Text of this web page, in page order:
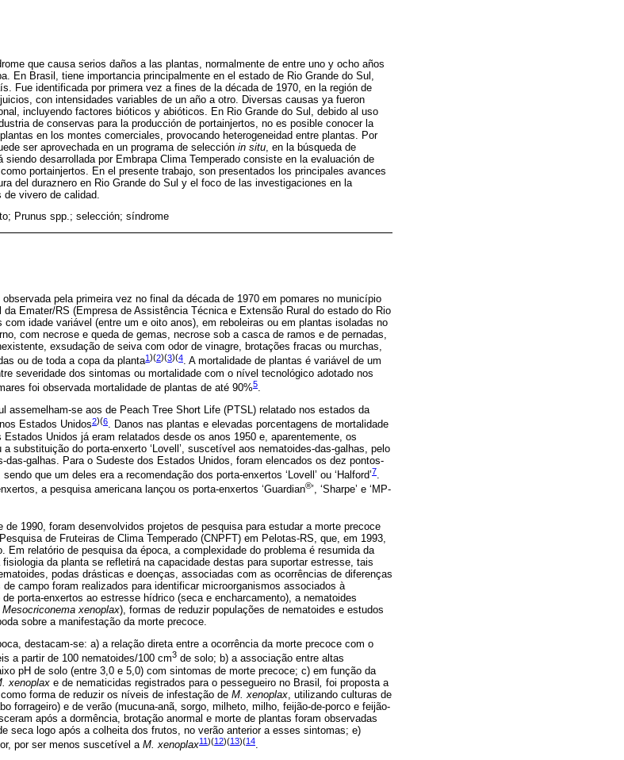
que causa serios daños a las plantas, normalmente de entre uno y ocho años
En Brasil, tiene importancia principalmente en el estado de Rio Grande do Sul,
Fue identificada por primera vez a fines de la década de 1970, en la región de
con intensidades variables de un año a otro. Diversas causas ya fueron
incluyendo factores bióticos y abióticos. En Rio Grande do Sul, debido al uso
de conservas para la producción de portainjertos, no es posible conocer la
en los montes comerciales, provocando heterogeneidad entre plantas. Por
ser aprovechada en un programa de selección in situ , en la búsqueda de
desarrollada por Embrapa Clima Temperado consiste en la evaluación de
portainjertos. En el presente trabajo, son presentados los principales avances
del duraznero en Rio Grande do Sul y el foco de las investigaciones en la
vivero de calidad.
Prunus spp.; selección; síndrome
pela primeira vez no final da década de 1970 em pomares no município
Emater/RS (Empresa de Assistência Técnica e Extensão Rural do estado do Rio
idade variável (entre um e oito anos), em reboleiras ou em plantas isoladas no
com necrose e queda de gemas, necrose sob a casca de ramos e de pernadas,
exsudação de seiva com odor de vinagre, brotações fracas ou murchas,
ou de toda a copa da planta1)(2)(3)(4. A mortalidade de plantas é variável de um
severidade dos sintomas ou mortalidade com o nível tecnológico adotado nos
foi observada mortalidade de plantas de até 90%5.
assemelham-se aos de Peach Tree Short Life (PTSL) relatado nos estados da
Estados Unidos2)(6. Danos nas plantas e elevadas porcentagens de mortalidade
Unidos já eram relatados desde os anos 1950 e, aparentemente, os
substituição do porta-enxerto ‘Lovell’, suscetível aos nematoides-das-galhas, pelo
das-galhas. Para o Sudeste dos Estados Unidos, foram elencados os dez pontos-
que um deles era a recomendação dos porta-enxertos ‘Lovell’ ou ‘Halford’7.
a pesquisa americana lançou os porta-enxertos ‘Guardian®’, ‘Sharpe’ e ‘MP-
de 1990, foram desenvolvidos projetos de pesquisa para estudar a morte precoce
de Fruteiras de Clima Temperado (CNPFT) em Pelotas-RS, que, em 1993,
Em relatório de pesquisa da época, a complexidade do problema é resumida da
da planta se refletirá na capacidade destas para suportar estresse, tais
podas drásticas e doenças, associadas com as ocorrências de diferenças
campo foram realizados para identificar microorganismos associados à
porta-enxertos ao estresse hídrico (seca e encharcamento), a nematoides
xenoplax), formas de reduzir populações de nematoides e estudos
sobre a manifestação da morte precoce.
destacam-se: a) a relação direta entre a ocorrência da morte precoce com o
a partir de 100 nematoides/100 cm3 de solo; b) a associação entre altas
pH de solo (entre 3,0 e 5,0) com sintomas de morte precoce; c) em função da
xenoplax e de nematicidas registrados para o pessegueiro no Brasil
foi proposta a
forma de reduzir os níveis de infestação de M. xenoplax , utilizando culturas de
forrageiro) e de verão (mucuna-anã, sorgo, milheto, milho, feijão-de-porco e feijão-
após a dormência, brotação anormal e morte de plantas foram observadas
seca logo após a colheita dos frutos, no verão anterior a esses sintomas; e)
por ser menos suscetível aM. xenoplax11)(12)(13)(14.